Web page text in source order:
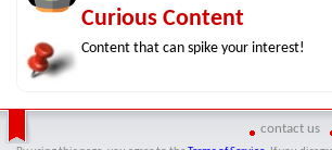
Curious Content
Content that can spike your interest!
contact us